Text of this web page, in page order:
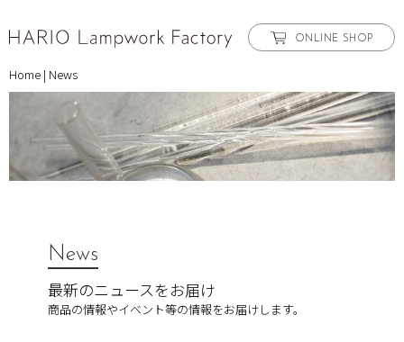
ONLINE SHOP
Home | News
News
最新のニュースをお届け
商品の情報やイベント等の情報をお届けします。